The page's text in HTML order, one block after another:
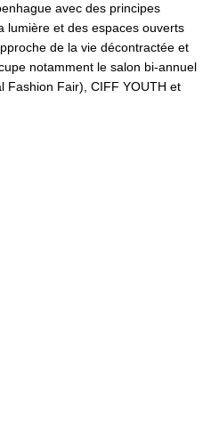
avec des principes
lumière et des espaces ouverts
de la vie décontractée et
notamment le salon bi-annuel
Fashion Fair), CIFF YOUTH et